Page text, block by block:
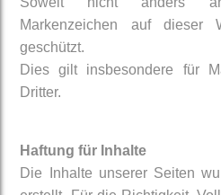
Markenzeichen auf dieser
geschützt.
Dies gilt insbesondere für
Dritter.
Haftung für Inhalte
Die Inhalte unserer Seiten